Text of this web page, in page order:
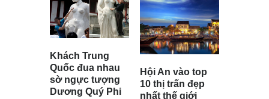
Khách Trung
Quốc đua nhau
sờ ngực tượng
Dương Quý Phi
Hội An vào top
10 thị trấn đẹp
nhất thế giới